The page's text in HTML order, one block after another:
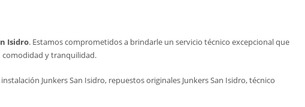
Isidro. Estamos comprometidos a brindarle un servicio técnico excepcional que
comodidad y tranquilidad.
Junkers San Isidro, repuestos originales Junkers San Isidro, técnico